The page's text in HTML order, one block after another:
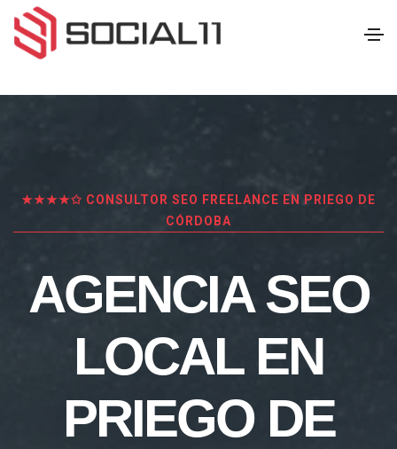
★★★★✩ CONSULTOR SEO FREELANCE EN PRIEGO DE
CÓRDOBA
AGENCIA SEO
LOCAL EN
PRIEGO DE